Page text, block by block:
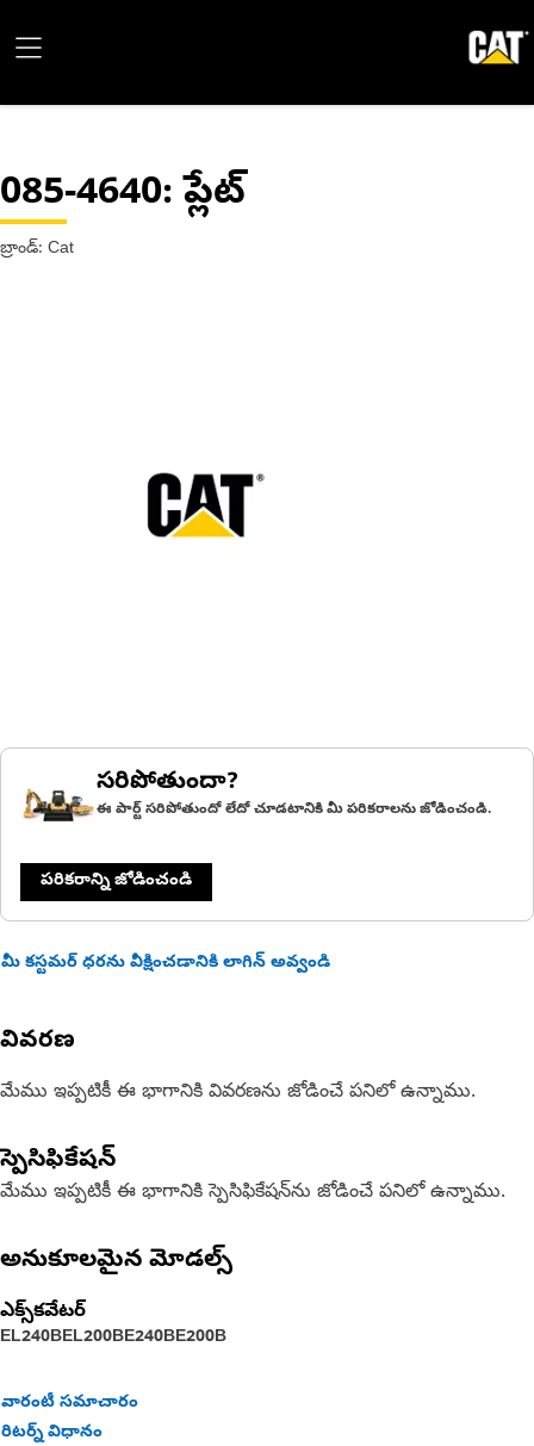
085-4640: ప్లేట్
బ్రాండ్: Cat
సరిపోతుందా?
ఈ పార్ట్ సరిపోతుందో లేదో చూడటానికి మీ పరికరాలను జోడించండి.
పరికరాన్ని జోడించండి
మీ కస్టమర్ ధరను వీక్షించడానికి లాగిన్ అవ్వండి
వివరణ
మేము ఇప్పటికీ ఈ భాగానికి వివరణను జోడించే పనిలో ఉన్నాము.
స్పెసిఫికేషన్
మేము ఇప్పటికీ ఈ భాగానికి స్పెసిఫికేషన్‌ను జోడించే పనిలో ఉన్నాము.
అనుకూలమైన మోడల్స్
ఎక్స్‌కవేటర్
EL240BEL200BE240BE200B
వారంటీ సమాచారం
రిటర్న్ విధానం